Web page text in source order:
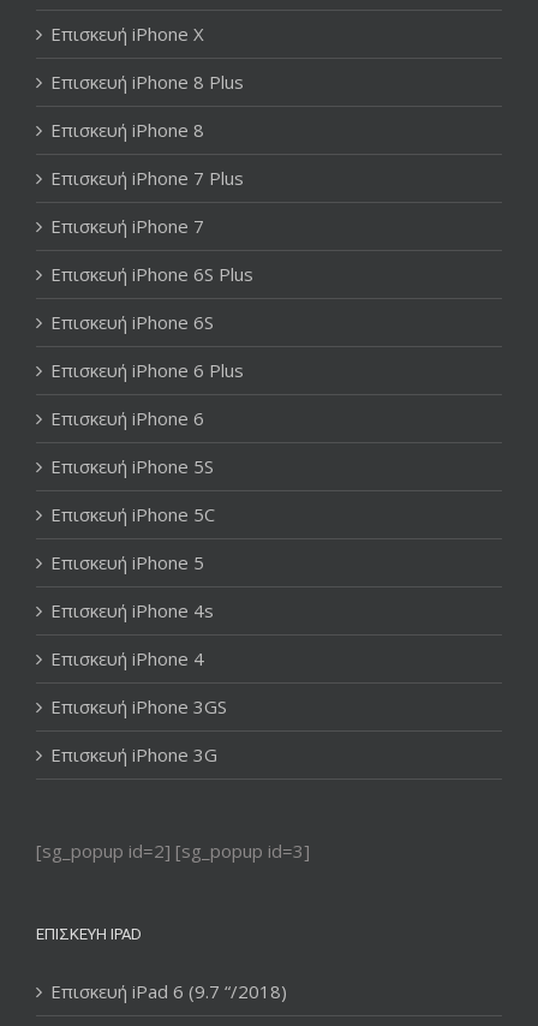
Επισκευή iPhone X
Επισκευή iPhone 8 Plus
Επισκευή iPhone 8
Επισκευή iPhone 7 Plus
Επισκευή iPhone 7
Επισκευή iPhone 6S Plus
Επισκευή iPhone 6S
Επισκευή iPhone 6 Plus
Επισκευή iPhone 6
Επισκευή iPhone 5S
Επισκευή iPhone 5C
Επισκευή iPhone 5
Επισκευή iPhone 4s
Επισκευή iPhone 4
Επισκευή iPhone 3GS
Επισκευή iPhone 3G
[sg_popup id=2] [sg_popup id=3]
ΕΠΙΣΚΕΥΉ IPAD
Επισκευή iPad 6 (9.7 “/2018)